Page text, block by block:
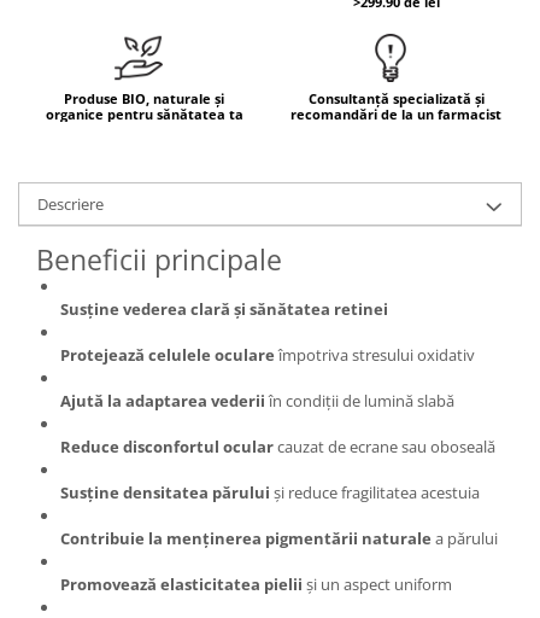
BIODANCE
OOTD
Haruharu Wonder
Medicube
ARIUL
Dr. Althea
DELLA BORN
Seminte de in
Silimarina
Ulei de cocos
Ulei de peste
Ulei MCT
Vitamina A
Vitamina B
Vitamina C
Vitamina D
Vitamina E
Vitamina K
Zinc
Cătină
Chlorella
Produse BIO, naturale și
organice pentru sănătatea ta
Consultanță specializată și
recomandări de la un farmacist
Descriere
Beneficii principale
Susține vederea clară și sănătatea retinei
Protejează celulele oculareîmpotriva stresului oxidativ
Ajută la adaptarea vederiiîn condiții de lumină slabă
Reduce disconfortul ocularcauzat de ecrane sau oboseală
Susține densitatea părului și reduce fragilitatea acestuia
Contribuie la menținerea pigmentării naturale a părului
Promovează elasticitatea pielii și un aspect uniform